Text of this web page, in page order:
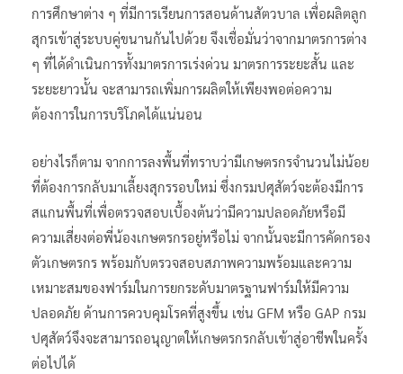
การศึกษาต่าง ๆ ที่มีการเรียนการสอนด้านสัตวบาล เพื่อผลิตลูก
สุกรเข้าสู่ระบบคู่ขนานกันไปด้วย จึงเชื่อมั่นว่าจากมาตรการต่าง
ๆ ที่ได้ดำเนินการทั้งมาตรการเร่งด่วน มาตรการระยะสั้น และ
ระยะยาวนั้น จะสามารถเพิ่มการผลิตให้เพียงพอต่อความ
ต้องการในการบริโภคได้แน่นอน
อย่างไรก็ตาม จากการลงพื้นที่ทราบว่ามีเกษตรกรจำนวนไม่น้อย
ที่ต้องการกลับมาเลี้ยงสุกรรอบใหม่ ซึ่งกรมปศุสัตว์จะต้องมีการ
สแกนพื้นที่เพื่อตรวจสอบเบื้องต้นว่ามีความปลอดภัยหรือมี
ความเสี่ยงต่อพี่น้องเกษตรกรอยู่หรือไม่ จากนั้นจะมีการคัดกรอง
ตัวเกษตรกร พร้อมกับตรวจสอบสภาพความพร้อมและความ
เหมาะสมของฟาร์มในการยกระดับมาตรฐานฟาร์มให้มีความ
ปลอดภัย ด้านการควบคุมโรคที่สูงขึ้น เช่น GFM หรือ GAP กรม
ปศุสัตว์จึงจะสามารถอนุญาตให้เกษตรกรกลับเข้าสู่อาชีพในครั้ง
ต่อไปได้